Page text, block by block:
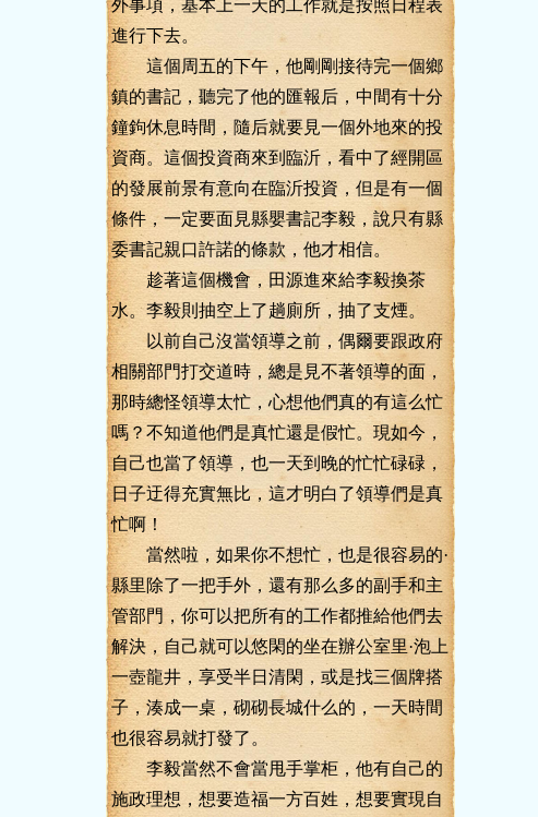
外事項，基本上一天的工作就是按照日程表
進行下去。
這個周五的下午，他剛剛接待完一個鄉
鎮的書記，聽完了他的匯報后，中間有十分
鐘鉤休息時間，隨后就要見一個外地來的投
資商。這個投資商來到臨沂，看中了經開區
的發展前景有意向在臨沂投資，但是有一個
條件，一定要面見縣嬰書記李毅，說只有縣
委書記親口許諾的條款，他才相信。
趁著這個機會，田源進來給李毅換茶
水。李毅則抽空上了趟廁所，抽了支煙。
以前自己沒當領導之前，偶爾要跟政府
相關部門打交道時，總是見不著領導的面，
那時總怪領導太忙，心想他們真的有這么忙
嗎？不知道他們是真忙還是假忙。現如今，
自己也當了領導，也一天到晚的忙忙碌碌，
日子迂得充實無比，這才明白了領導們是真
忙啊！
當然啦，如果你不想忙，也是很容易的·
縣里除了一把手外，還有那么多的副手和主
管部門，你可以把所有的工作都推給他們去
解決，自己就可以悠閑的坐在辦公室里·泡上
一壺龍井，享受半日清閑，或是找三個牌搭
子，湊成一桌，砌砌長城什么的，一天時間
也很容易就打發了。
李毅當然不會當甩手掌柜，他有自己的
施政理想，想要造福一方百姓，想要實現自